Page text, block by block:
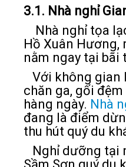
3.1. Nhà nghỉ
Nhà nghỉ tọa
Hồ Xuân Hương,
nằm ngay tại bãi
Với không gian
chăn ga, gối
hàng ngày. Nhà
đang là điểm
thu hút quý du
Nghỉ dưỡng tại